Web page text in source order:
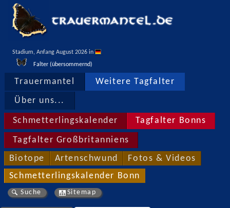
Stadium, Anfang August 2026 in
Falter (übersommernd)
Trauermantel Weitere Tagfalter
Über uns...
Schmetterlingskalender Tagfalter Bonns
Tagfalter Großbritanniens
Biotope Artenschwund Fotos & Videos
Schmetterlingskalender Bonn
Suche Sitemap